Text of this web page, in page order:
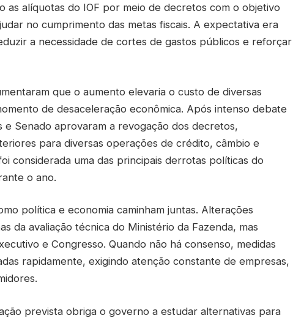
as alíquotas do IOF por meio de decretos com o objetivo
no cumprimento das metas fiscais. A expectativa era
a necessidade de cortes de gastos públicos e reforçar
que o aumento elevaria o custo de diversas
de desaceleração econômica. Após intenso debate
e Senado aprovaram a revogação dos decretos,
para diversas operações de crédito, câmbio e
considerada uma das principais derrotas políticas do
o ano.
política e economia caminham juntas. Alterações
da avaliação técnica do Ministério da Fazenda, mas
e Congresso. Quando não há consenso, medidas
rapidamente, exigindo atenção constante de empresas,
prevista obriga o governo a estudar alternativas para